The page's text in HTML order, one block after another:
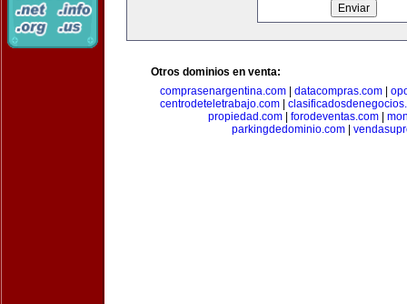
Otros dominios en venta:
comprasenargentina.com| datacompras.com|
centrodeteletrabajo.com
propiedad.com
forodeventas.com
parkingdedominio.com|